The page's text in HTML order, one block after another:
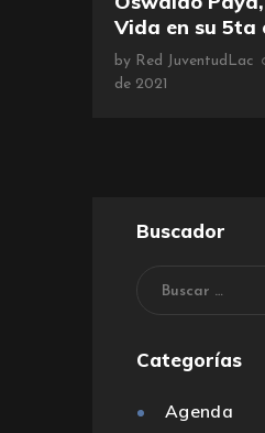
Vida en su 5ta
by Red JuventudLac
de 2021
Buscador
Categorías
Agenda